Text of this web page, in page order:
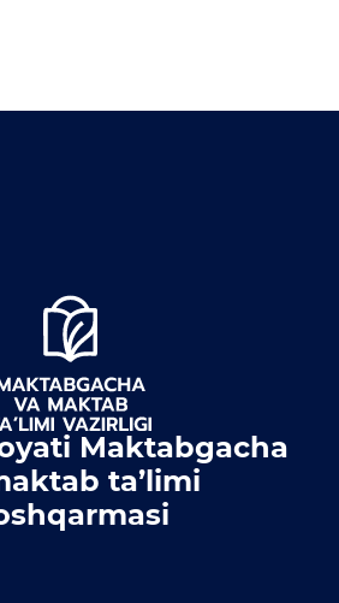
Maktabgacha
ta’limi